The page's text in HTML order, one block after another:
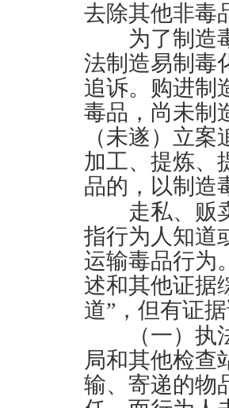
去除其他非毒
为了制造毒
法制造易制毒
追诉。购进制
毒品，尚未制
（未遂）立
加工、提炼、
品的，以制造
走私、贩卖
指行为人知道
运输毒品行为
述和其他证据
道”，但有证
（一）执法
局和其他检查
输、寄递的物